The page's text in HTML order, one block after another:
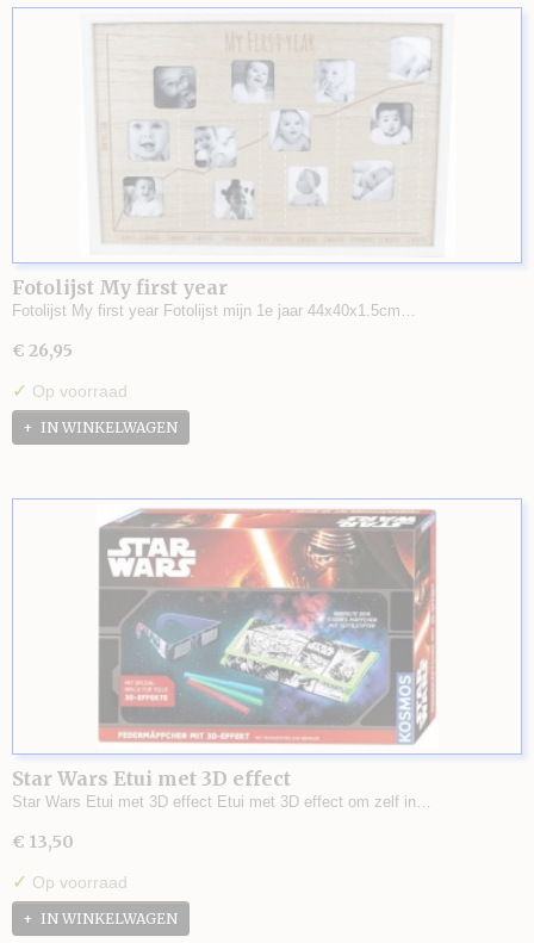
Fotolijst My first year
Fotolijst My first year Fotolijst mijn 1e jaar 44x40x1.5cm…
€ 26,95
✓ Op voorraad
IN WINKELWAGEN
Star Wars Etui met 3D effect
Star Wars Etui met 3D effect Etui met 3D effect om zelf in…
€ 13,50
✓ Op voorraad
IN WINKELWAGEN